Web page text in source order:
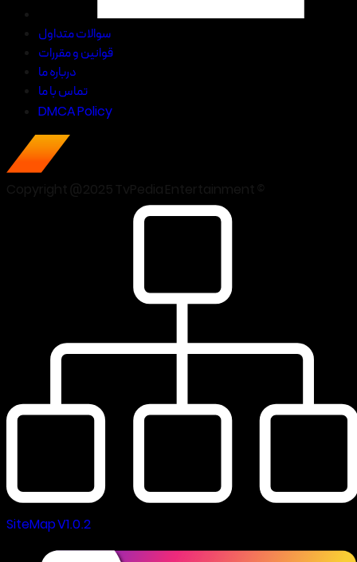
سوالات متداول
قوانین و مقررات
درباره ما
تماس با ما
DMCA Policy
SiteMap V1.0.2